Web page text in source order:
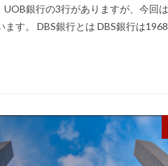
銀行の3行がありますが、今回
す。 DBS銀行とは DBS銀行は